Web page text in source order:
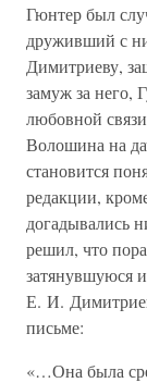
Гюнтер был
друживший с
Димитриеву,
замуж за него,
любовной
Волошина на
становится
редакции,
догадывались
решил, что
затянувшуюся
Е. И.
письме:
«…Она была